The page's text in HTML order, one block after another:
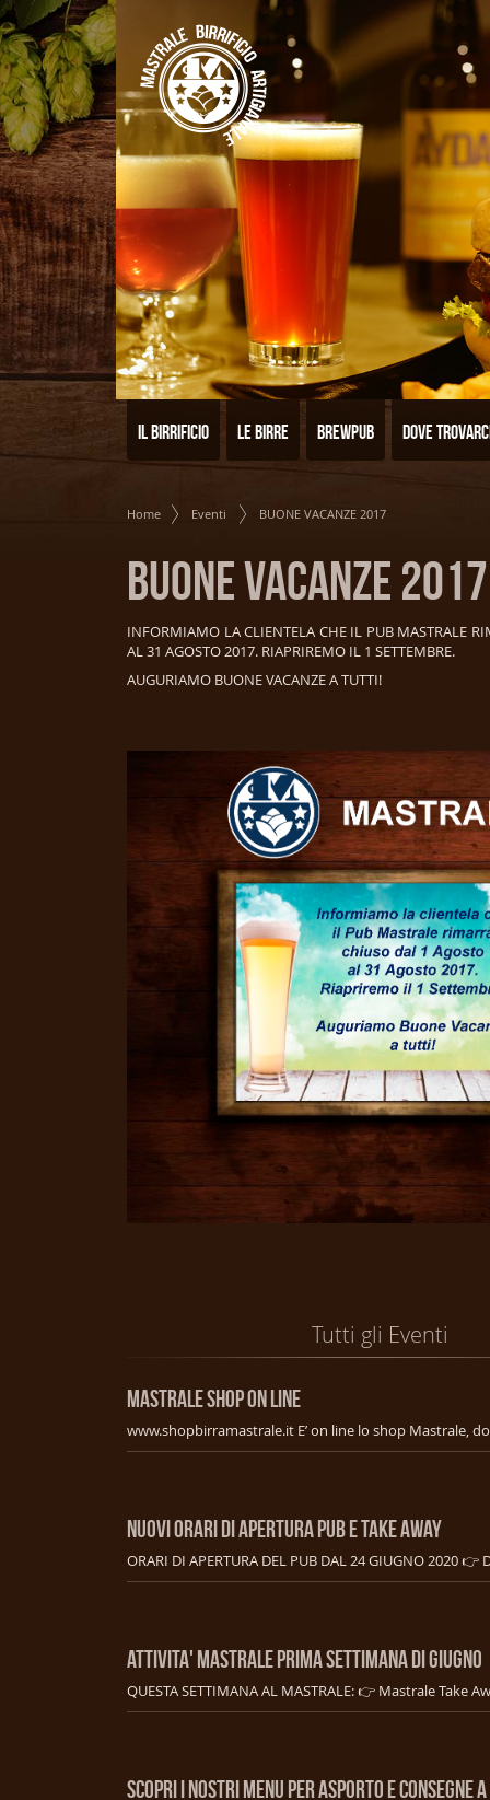
Il birrificio Le birre Brewpub Dove
Home Eventi BUONE VACANZE 2017
BUONE VACANZE 2017
INFORMIAMO LA CLIENTELA CHE IL PUB MASTRALE
AL 31 AGOSTO 2017. RIAPRIREMO IL 1 SETTEMBRE.
AUGURIAMO BUONE VACANZE A TUTTI!
Tutti gli Eventi
MASTRALE SHOP ON LINE
NUOVI ORARI DI APERTURA PUB E TAKE AWAY
ATTIVITA' MASTRALE PRIMA SETTIMANA DI GIUGNO
SCOPRI I NOSTRI MENU PER ASPORTO E CONSEGNE